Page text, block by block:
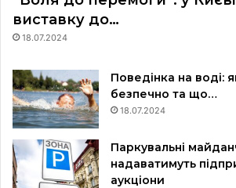
виставку до…
18.07.2024
Поведінка на воді:
безпечно та що…
18.07.2024
Паркувальні
надаватимуть
аукціони